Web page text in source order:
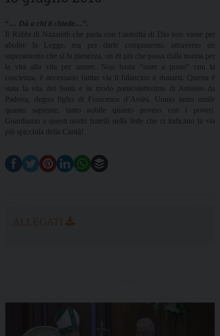
“… Dà a chi ti chiede… ”.
Il Rabbi di Nazareth che parla con l’autorità di Dio non viene per
abolire la Legge, ma per darle compimento, attraverso un
superamento che si fa pienezza, un di più che passa dalla norma per
la vita alla vita per amore. Non basta “stare a posto” con la
coscienza, è necessario buttar via il bilancino e donarsi. Questa è
stata la vita dei Santi e in modo particolarissimo di Antonio da
Padova, degno figlio di Francesco d’Assisi. Uomo tanto umile
quanto sapiente, tanto nobile quanto povero con i poveri.
Guardiamo a questi nostri fratelli nella fede che ci indicano la via
più spicciola della Carità!